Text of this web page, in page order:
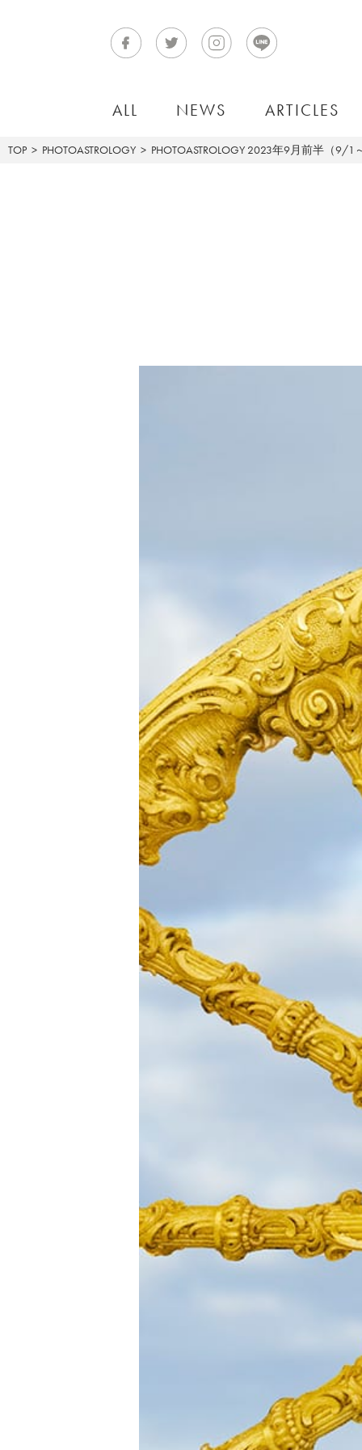
ALL NEWS ARTICLES
TOP PHOTOASTROLOGY PHOTOASTROLOGY 2023年9月前半（9/1